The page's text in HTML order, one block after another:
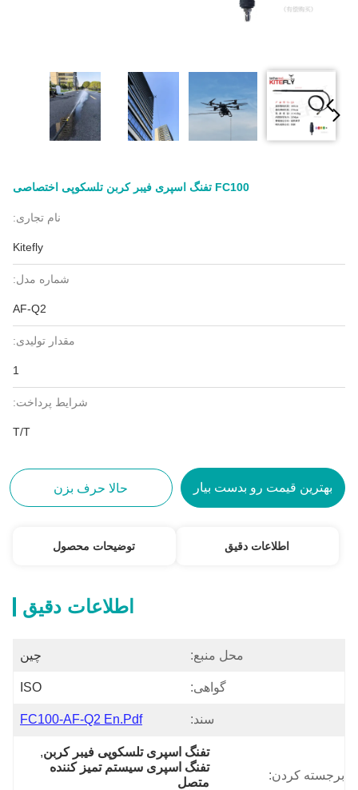
FC100 تفنگ اسپری فیبر کربن تلسکوپی اختصاصی
نام تجاری:
Kitefly
شماره مدل:
AF-Q2
مقدار تولیدی:
1
شرایط پرداخت:
T/T
بهترین قیمت رو بدست بیار حالا حرف بزن
اطلاعات دقیق توضیحات محصول
اطلاعات دقیق
محل منبع: چین
گواهی: ISO
سند: FC100-AF-Q2 En.pdf
برجسته کردن:
تفنگ اسپری تلسکوپی فیبر کربن,
متصل